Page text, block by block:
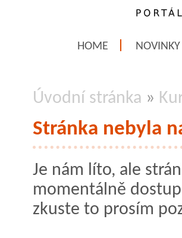
HOME NOVINKY
Úvodní stránka »
Stránka nebyla
Je nám líto, ale
momentálně
zkuste to prosím